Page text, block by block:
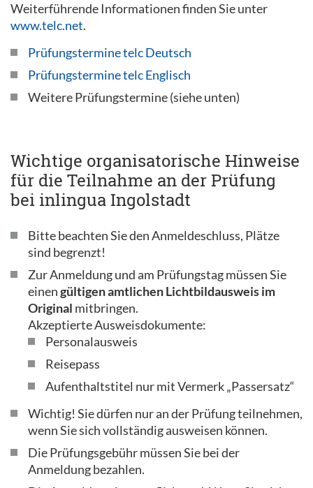
Weiterführende Informationen finden Sie unter
www.telc.net.
Prüfungstermine telc Deutsch
Prüfungstermine telc Englisch
Weitere Prüfungstermine (siehe unten)
Wichtige organisatorische Hinweise
für die Teilnahme an der Prüfung
bei inlingua Ingolstadt
Bitte beachten Sie den Anmeldeschluss, Plätze
sind begrenzt!
Zur Anmeldung und am Prüfungstag müssen Sie
einengültigen amtlichen Lichtbildausweis im
Original mitbringen.
Akzeptierte Ausweisdokumente:
Personalausweis
Reisepass
Aufenthaltstitel nur mit Vermerk „Passersatz“
Wichtig! Sie dürfen nur an der Prüfung teilnehmen,
wenn Sie sich vollständig ausweisen können.
Die Prüfungsgebühr müssen Sie bei der
Anmeldung bezahlen.